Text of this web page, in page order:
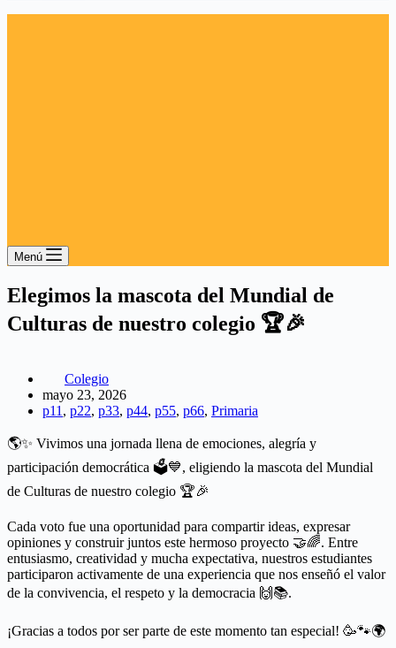
Menú
Elegimos la mascota del Mundial de
Culturas de nuestro colegio 🏆🎉
Colegio
mayo 23, 2026
p11 , p22, p33, p44, p55, p66, Primaria
🌎✨ Vivimos una jornada llena de emociones, alegría y
participación democrática 🗳️💙, eligiendo la mascota del Mundial
de Culturas de nuestro colegio 🏆🎉
Cada voto fue una oportunidad para compartir ideas, expresar
opiniones y construir juntos este hermoso proyecto 🤝🌈. Entre
entusiasmo, creatividad y mucha expectativa, nuestros estudiantes
participaron activamente de una experiencia que nos enseñó el valor
de la convivencia, el respeto y la democracia 🙌📚.
¡Gracias a todos por ser parte de este momento tan especial! 🥳🐾🌍